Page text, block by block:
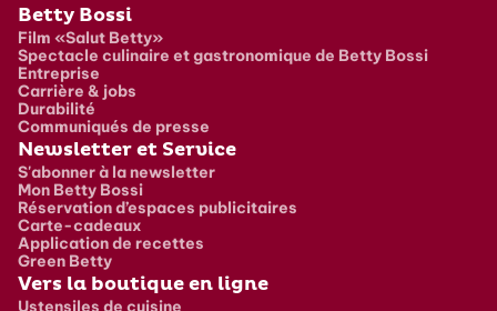
Pied de page
Betty Bossi
Film «Salut Betty»
Spectacle culinaire et gastronomique de Betty Bossi
Entreprise
Carrière & jobs
Durabilité
Communiqués de presse
Newsletter et Service
S'abonner à la newsletter
Mon Betty Bossi
Réservation d’espaces publicitaires
Carte-cadeaux
Application de recettes
Green Betty
Vers la boutique en ligne
Ustensiles de cuisine